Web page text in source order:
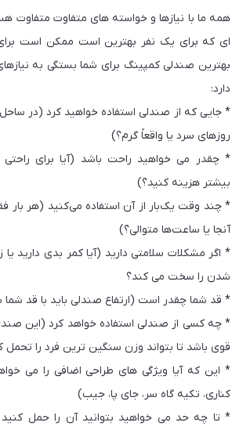
همه ما با نیازها و خواسته های متفاوت متفاوت
ای که برای یک نفر بهترین است ممکن است
بهترین صندلی کمپینگ برای شما بستگی به
دارد:
* جایی که از صندلی استفاده خواهید کرد (در ساحل،
روزهای سرد یا واقعاً گرم؟)
* چقدر می خواهید راحت باشد (آیا برای راحتی
بیشتر هزینه کنید؟)
* چند وقت یک‌بار از آن استفاده می‌کنید (هر بار
آنجا یا ساعت‌ها متوالی؟)
* اگر مشکلات سلامتی دارید (آیا کمر بدی دارید یا
شدن را سخت می کند؟
* قد شما چقدر است (ارتفاع صندلی باید با قد شما
* چه کسی از صندلی استفاده خواهد کرد (این صندلی
قوی باشد تا بتواند وزن سنگین ترین فرد را تحمل
* این که آیا ویژگی های طراحی اضافی را می
کناری، تکیه گاه سر، جای پا، جیب)
* تا چه حد می خواهید بتوانید آن را حمل کنید